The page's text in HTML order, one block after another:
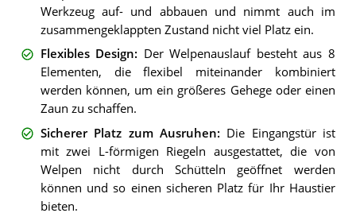
Werkzeug auf- und abbauen und nimmt auch im
zusammengeklappten Zustand nicht viel Platz ein.
Flexibles Design: Der Welpenauslauf besteht aus 8
Elementen, die flexibel miteinander kombiniert
werden können, um ein größeres Gehege oder einen
Zaun zu schaffen.
Sicherer Platz zum Ausruhen: Die Eingangstür ist
mit zwei L-förmigen Riegeln ausgestattet, die von
Welpen nicht durch Schütteln geöffnet werden
können und so einen sicheren Platz für Ihr Haustier
bieten.